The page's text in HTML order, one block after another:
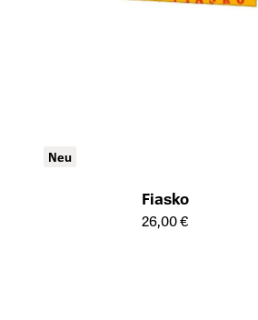
Neu
Fiasko
Öffnet die Detailseite des Produkts
26,00 €